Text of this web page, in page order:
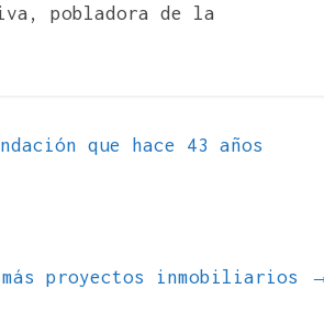
pobladora de la
que hace 43 años
proyectos inmobiliarios